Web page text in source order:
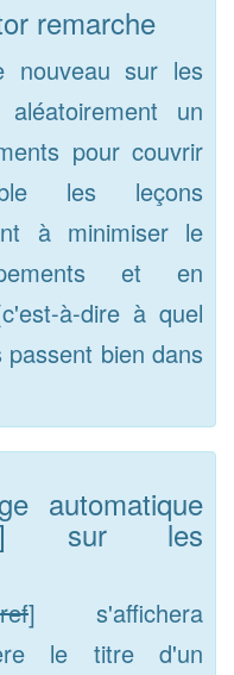
remarche
sur les
un
pour couvrir
les leçons
à minimiser le
et en
à-dire à quel
bien dans
automatique
sur les
ref] s'affichera
le titre d'un